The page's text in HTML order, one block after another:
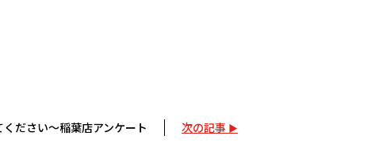
ださい～稲葉店アンケート 次の記事